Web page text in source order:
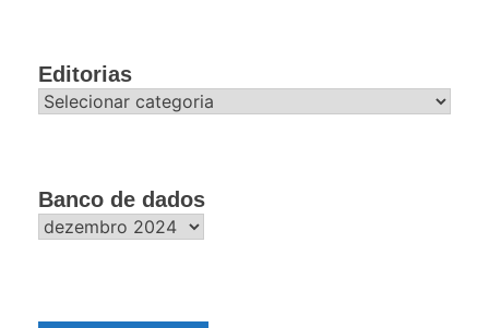
Editorias
Editorias
Banco de dados
Banco